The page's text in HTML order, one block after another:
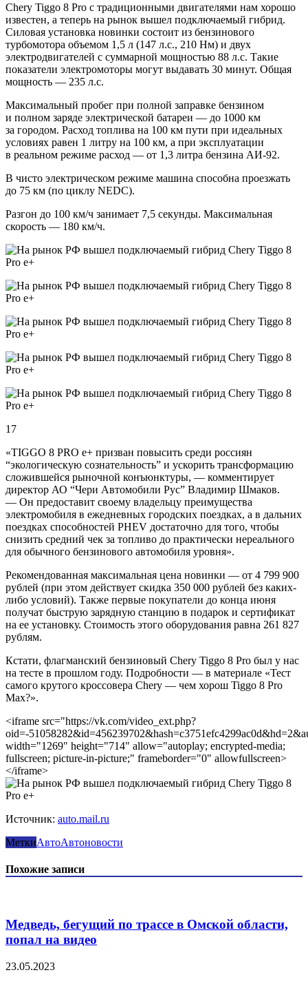
Chery Tiggo 8 Pro с традиционными двигателями нам хорошо
известен, а теперь на рынок вышел подключаемый гибрид.
Силовая установка новинки состоит из бензинового
турбомотора объемом 1,5 л (147 л.с., 210 Нм) и двух
электродвигателей с суммарной мощностью 88 л.с. Такие
показатели электромоторы могут выдавать 30 минут. Общая
мощность — 235 л.с.
Максимальный пробег при полной заправке бензином
и полном заряде электрической батареи — до 1000 км
за городом. Расход топлива на 100 км пути при идеальных
условиях равен 1 литру на 100 км, а при эксплуатации
в реальном режиме расход — от 1,3 литра бензина АИ-92.
В чисто электрическом режиме машина способна проезжать
до 75 км (по циклу NEDC).
Разгон до 100 км/ч занимает 7,5 секунды. Максимальная
скорость — 180 км/ч.
17
«TIGGO 8 PRO e+ призван повысить среди россиян
“экологическую сознательность” и ускорить трансформацию
сложившейся рыночной конъюнктуры, — комментирует
директор АО “Чери Автомобили Рус” Владимир Шмаков.
— Он предоставит своему владельцу преимущества
электромобиля в ежедневных городских поездках, а в дальних
поездках способностей PHEV достаточно для того, чтобы
снизить средний чек за топливо до практически нереального
для обычного бензинового автомобиля уровня».
Рекомендованная максимальная цена новинки — от 4 799 900
рублей (при этом действует скидка 350 000 рублей без каких-
либо условий). Также первые покупатели до конца июня
получат быструю зарядную станцию в подарок и сертификат
на ее установку. Стоимость этого оборудования равна 261 827
рублям.
Кстати, флагманский бензиновый Chery Tiggo 8 Pro был у нас
на тесте в прошлом году. Подробности — в материале «Тест
самого крутого кроссовера Chery — чем хорош Tiggo 8 Pro
Max?».
<iframe src="https://vk.com/video_ext.php?
oid=-
width="1269" height="714" allow="autoplay; encrypted-media;
fullscreen; picture-in-picture;" frameborder="0" allowfullscreen>
</iframe>
Источник: auto.mail.ru
МеткиАвтоАвтоновости
Похожие записи
Медведь, бегущий по трассе в Омской области,
попал на видео
23.05.2023